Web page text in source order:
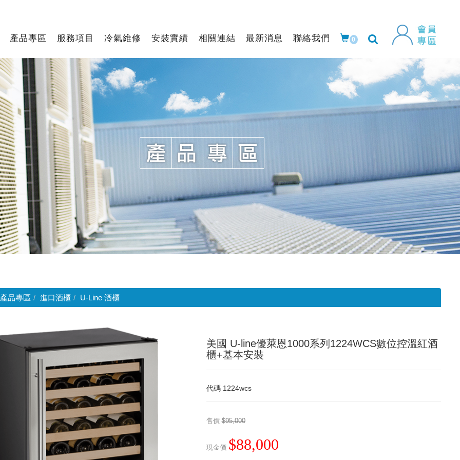
產品專區 服務項目 冷氣維修 安裝實績 相關連結 最新消息 聯絡我們 0
產品專區 進口酒櫃 U-Line 酒櫃
美國 U-line優萊恩1000系列1224WCS數位控溫紅酒
櫃+基本安裝
代碼 1224wcs
售價 $95,000
現金價 $88,000